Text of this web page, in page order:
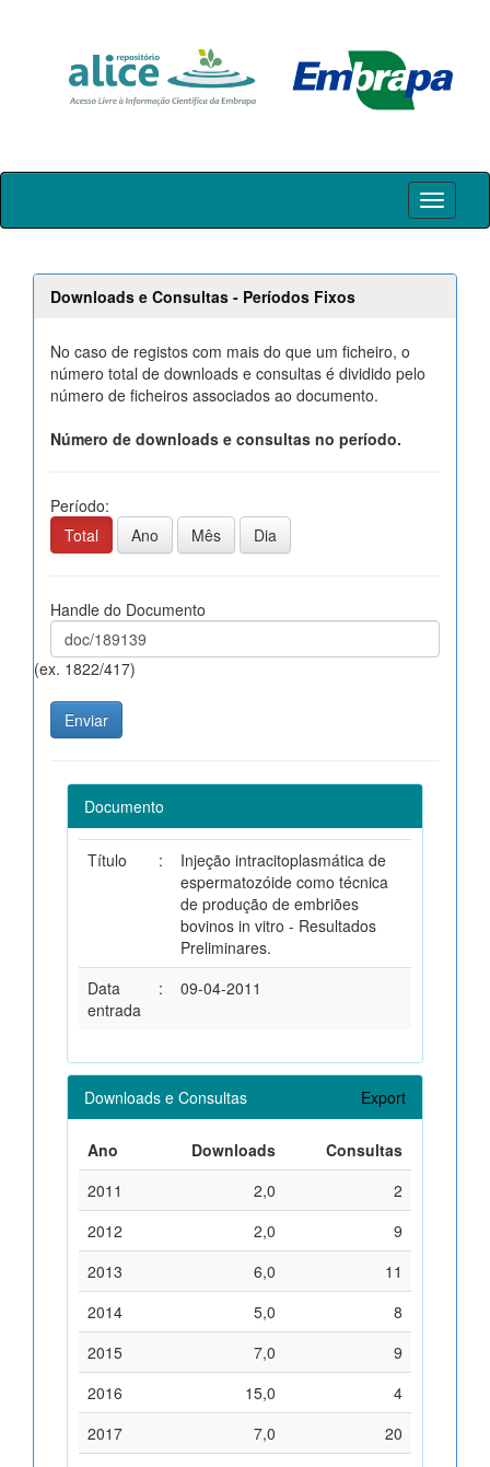
Skip
Downloads e Consultas - Períodos Fixos
No caso de registos com mais do que um ficheiro, o
número total de downloads e consultas é dividido pelo
número de ficheiros associados ao documento.
Número de downloads e consultas no período.
Período:
Total
Ano Mês Dia
Handle do Documento
(ex. 1822/417)
Documento
Título :
Injeção intracitoplasmática de
espermatozóide como técnica
de produção de embriões
bovinos in vitro - Resultados
Preliminares.
Data
entrada
: 09-04-2011
Downloads e Consultas Export
Ano Downloads
Consultas
2011
2,0
2
2012
2,0
9
2013
6,0
11
2014
5,0
8
2015
7,0
9
2016
15,0
4
2017
7,0
20